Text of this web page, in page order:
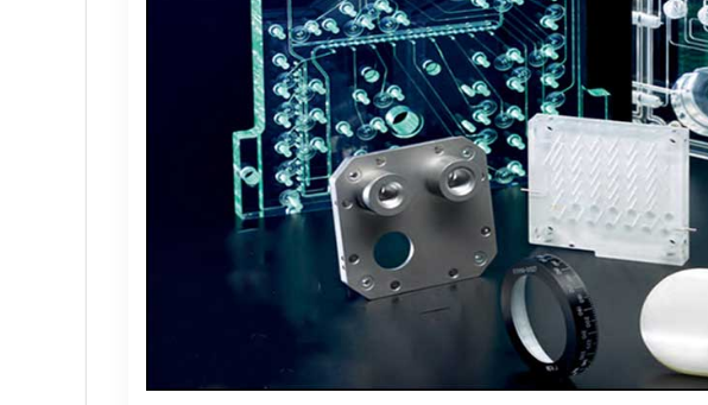
CNC加工サービスによるCCTV機器アクセサリー不足
カスタムバイクのパーツを近くで入手する方法
CNC加工が精密部品業界を変える
複雑な部品の精密加工時の注意点
CNC機械加工会社とは？
2022年 中国におけるCNC工作機械の開発動向
アルミニウム高速加工ガイドの決定版
CNC加工用工具と送り装置の選び方
CNC機械加工部品の材料選択時の考慮点